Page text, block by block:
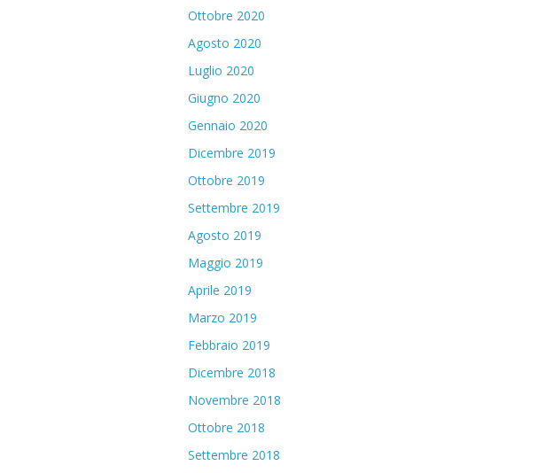
Ottobre 2020
Agosto 2020
Luglio 2020
Giugno 2020
Gennaio 2020
Dicembre 2019
Ottobre 2019
Settembre 2019
Agosto 2019
Maggio 2019
Aprile 2019
Marzo 2019
Febbraio 2019
Dicembre 2018
Novembre 2018
Ottobre 2018
Settembre 2018